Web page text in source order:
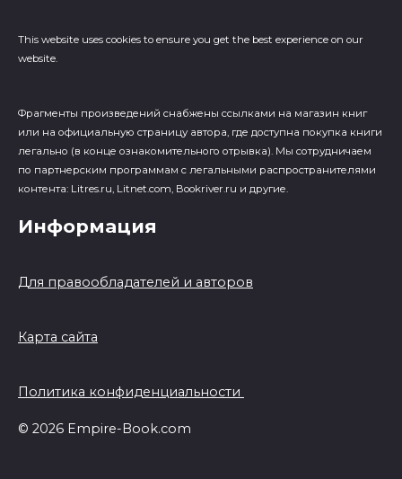
This website uses cookies to ensure you get the best experience on our
website.
Фрагменты произведений cнабжены ссылками на магазин книг
или на официальную страницу автора, где доступна покупка книги
легально (в конце ознакомительного отрывка). Мы сотрудничаем
по партнерским программам с легальными распространителями
контента: Litres.ru, Litnet.com, Bookriver.ru и другие.
Информация
Для правообладателей и авторов
Карта сайта
Политика конфиденциальности
© 2026 Empire-Book.com